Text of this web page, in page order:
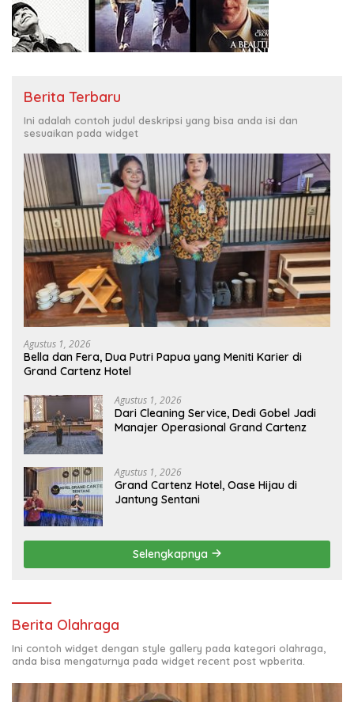
Berita Terbaru
Ini adalah contoh judul deskripsi yang bisa anda isi dan
sesuaikan pada widget
Agustus 1, 2026
Bella dan Fera, Dua Putri Papua yang Meniti Karier di
Grand Cartenz Hotel
Agustus 1, 2026
Dari Cleaning Service, Dedi Gobel Jadi
Manajer Operasional Grand Cartenz
Agustus 1, 2026
Grand Cartenz Hotel, Oase Hijau di
Jantung Sentani
Selengkapnya
Berita Olahraga
Ini contoh widget dengan style gallery pada kategori olahraga,
anda bisa mengaturnya pada widget recent post wpberita.